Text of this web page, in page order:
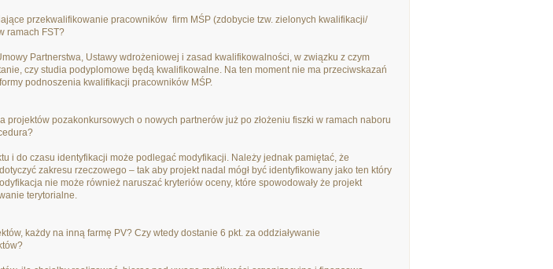
przekwalifikowanie pracowników firm MŚP (zdobycie tzw. zielonych kwalifikacji/
ramach FST?
Partnerstwa, Ustawy wdrożeniowej i zasad kwalifikowalności, w związku z czym
czy studia podyplomowe będą kwalifikowalne. Na ten moment nie ma przeciwskazań
podnoszenia kwalifikacji pracowników MŚP.
projektów pozakonkursowych o nowych partnerów już po złożeniu fiszki w ramach naboru
i do czasu identyfikacji może podlegać modyfikacji. Należy jednak pamiętać, że
zakresu rzeczowego – tak aby projekt nadal mógł być identyfikowany jako ten który
nie może również naruszać kryteriów oceny, które spowodowały że projekt
terytorialne.
każdy na inną farmę PV? Czy wtedy dostanie 6 pkt. za oddziaływanie